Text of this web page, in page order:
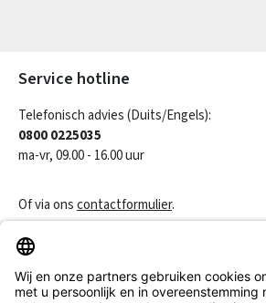
Service hotline
Telefonisch advies (Duits/Engels):
0800 0225035
ma-vr, 09.00 - 16.00 uur
Of via onscontactformulier.